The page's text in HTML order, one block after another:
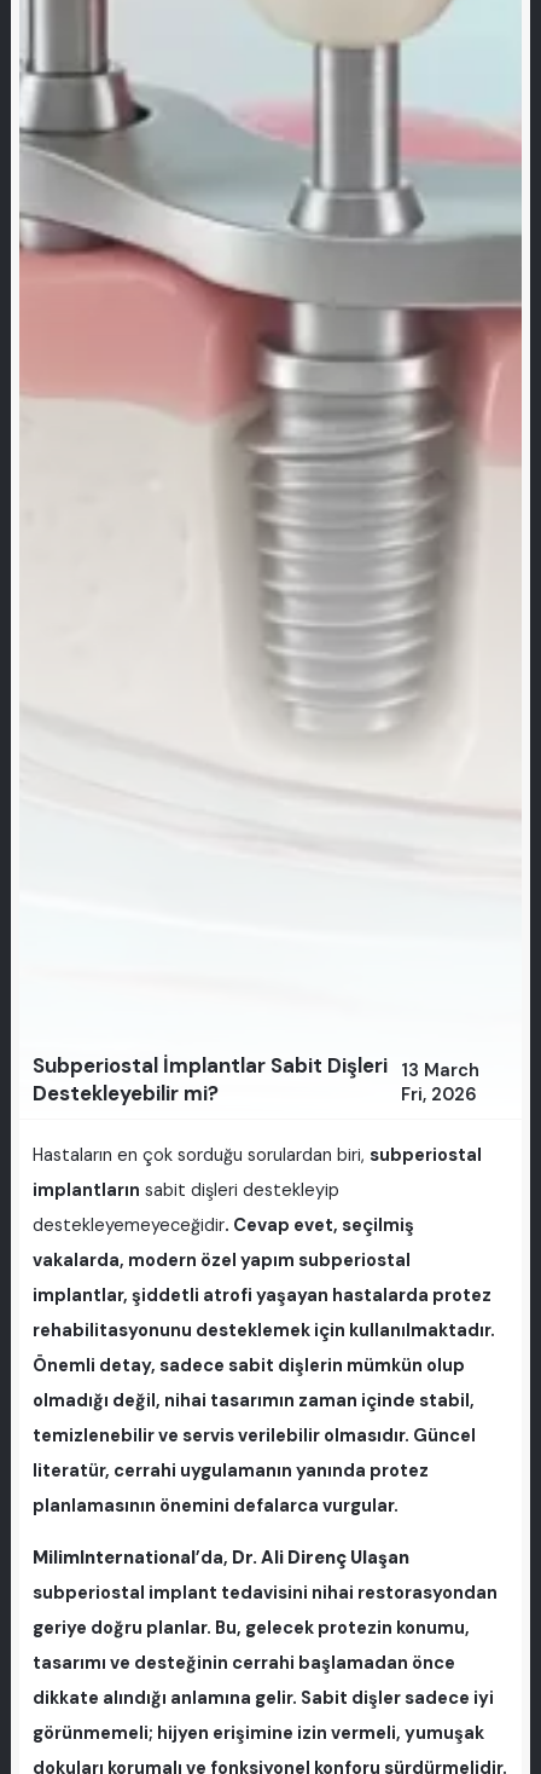
Subperiostal İmplantlar Sabit Dişleri
Destekleyebilir mi?
13 March
Fri, 2026
Hastaların en çok sorduğu sorulardan biri, subperiostal
implantların sabit dişleri destekleyip
destekleyemeyeceğidir. Cevap evet, seçilmiş
vakalarda, modern özel yapım subperiostal
implantlar, şiddetli atrofi yaşayan hastalarda protez
rehabilitasyonunu desteklemek için kullanılmaktadır.
Önemli detay, sadece sabit dişlerin mümkün olup
olmadığı değil, nihai tasarımın zaman içinde stabil,
temizlenebilir ve servis verilebilir olmasıdır. Güncel
literatür, cerrahi uygulamanın yanında protez
planlamasının önemini defalarca vurgular.
MilimInternational’da, Dr. Ali Direnç Ulaşan
subperiostal implant tedavisini nihai restorasyondan
geriye doğru planlar. Bu, gelecek protezin konumu,
tasarımı ve desteğinin cerrahi başlamadan önce
dikkate alındığı anlamına gelir. Sabit dişler sadece iyi
görünmemeli; hijyen erişimine izin vermeli, yumuşak
dokuları korumalı ve fonksiyonel konforu sürdürmelidir.